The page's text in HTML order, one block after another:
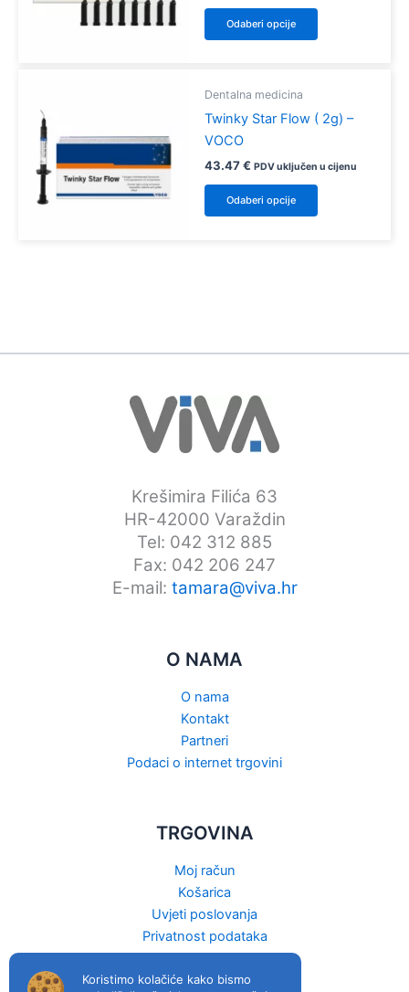
odabrati
Odaberi opcije
Ovaj
proizvod
Opcije
mogu
odabrati
na
Dentalna medicina
Twinky Star Flow ( 2g) –
VOCO
43.47€ PDV uključen u cijenu
Odaberi opcije
Ovaj
proizvod
Koristimo kolačiće kako bismo
Krešimira Filića 63
HR-42000 Varaždin
Tel: 042 312 885
Fax: 042 206 247
E-mail: tamara@viva.hr
O NAMA
O nama
Kontakt
Partneri
Podaci o internet trgovini
TRGOVINA
Moj račun
Košarica
Uvjeti poslovanja
Privatnost podataka
Raskid ugovora